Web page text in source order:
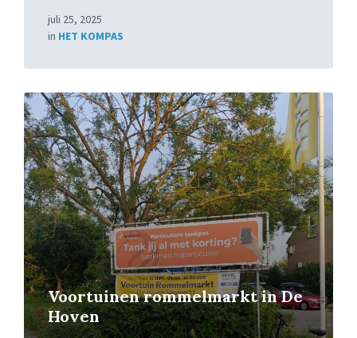
juli 25, 2025
in HET KOMPAS
Voortuinen rommelmarkt in De
Hoven
Read
More